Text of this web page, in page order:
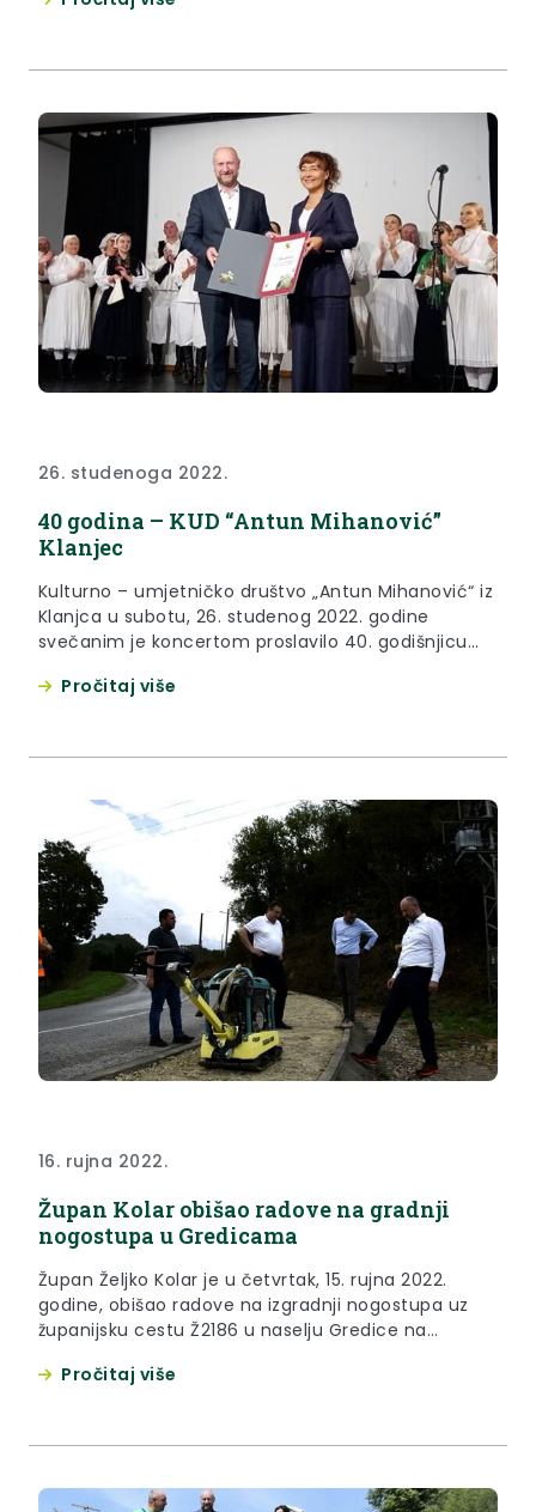
parku znamenitih Klanjčana, kao središnji događaj
26. studenoga 2022.
40 godina – KUD “Antun Mihanović”
Klanjec
Kulturno – umjetničko društvo „Antun Mihanović“ iz
Klanjca u subotu, 26. studenog 2022. godine
svečanim je koncertom proslavilo 40. godišnjicu
Pročitaj više
16. rujna 2022.
Župan Kolar obišao radove na gradnji
nogostupa u Gredicama
Župan Željko Kolar je u četvrtak, 15. rujna 2022.
godine, obišao radove na izgradnji nogostupa uz
županijsku cestu Ž2186 u naselju Gredice na
Pročitaj više